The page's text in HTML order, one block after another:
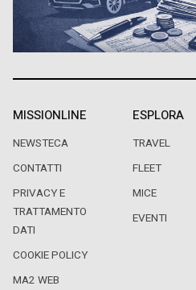
MISSIONLINE
NEWSTECA
CONTATTI
PRIVACY E
TRATTAMENTO
DATI
COOKIE POLICY
MA2 WEB
ESPLORA
TRAVEL
FLEET
MICE
EVENTI